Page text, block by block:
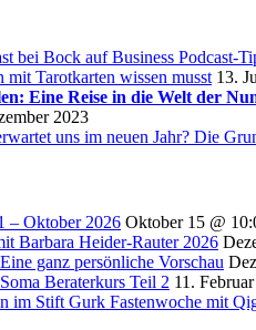
Podcast-
Tarotkarten wissen musst 13.
Eine Reise in die Welt der
2023
uns im neuen Jahr? Die
– Oktober 2026 Oktober 15 @
Barbara Heider-Rauter 2026
ganz persönliche Vorschau
Beraterkurs Teil 2 11.
Fastenwoche mit